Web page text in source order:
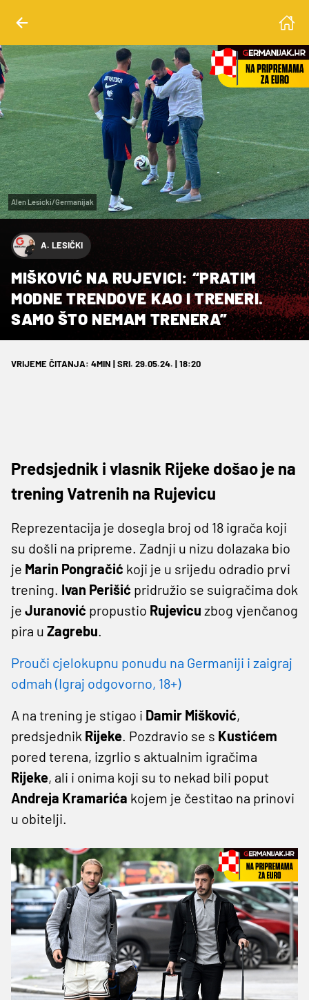
Alen Lesicki/Germanijak
A. LESIČKI
MIŠKOVIĆ NA RUJEVICI: “PRATIM
MODNE TRENDOVE KAO I TRENERI.
SAMO ŠTO NEMAM TRENERA”
VRIJEME ČITANJA: 4MIN | SRI. 29.05.24. | 18:20
Predsjednik i vlasnik Rijeke došao je na
trening Vatrenih na Rujevicu
Reprezentacija je dosegla broj od 18 igrača koji
su došli na pripreme. Zadnji u nizu dolazaka bio
je Marin Pongračić koji je u srijedu odradio prvi
trening. Ivan Perišić pridružio se suigračima dok
je Juranović propustio Rujevicu zbog vjenčanog
pira u Zagrebu.
Prouči cjelokupnu ponudu na Germaniji i zaigraj
odmah (Igraj odgovorno, 18+)
A na trening je stigao i Damir Mišković,
predsjednik Rijeke. Pozdravio se s Kustićem
pored terena, izgrlio s aktualnim igračima
Rijeke, ali i onima koji su to nekad bili poput
Andreja Kramarića kojem je čestitao na prinovi
u obitelji.